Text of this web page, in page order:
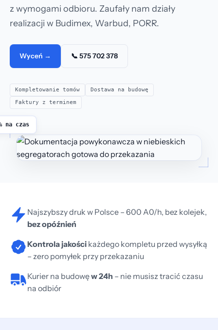
z wymogami odbioru. Zaufały nam działy
realizacji w Budimex, Warbud, PORR.
Wyceń → 📞 575 702 378
Kompletowanie tomów
Dostawa na budowę
Faktury z terminem
na czas
Najszybszy druk w Polsce – 600 A0/h, bez kolejek,
bez opóźnień
Kontrola jakości każdego kompletu przed wysyłką
– zero pomyłek przy przekazaniu
Kurier na budowęw 24h – nie musisz tracić czasu
na odbiór